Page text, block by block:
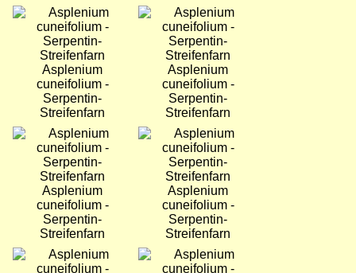
Bild
Asplenium
cuneifolium -
Serpentin-
Streifenfarn
Bild
Asplenium
cuneifolium -
Serpentin-
Streifenfarn
Bild
Asplenium
cuneifolium -
Serpentin-
Streifenfarn
Bild
Asplenium
cuneifolium -
Serpentin-
Streifenfarn
Bild
Bild